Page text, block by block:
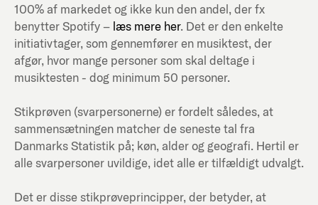
100% af markedet og ikke kun den andel, der fx
benytter Spotify – læs mere her. Det er den enkelte
initiativtager, som gennemfører en musiktest, der
afgør, hvor mange personer som skal deltage i
musiktesten - dog minimum 50 personer.
Stikprøven (svarpersonerne) er fordelt således, at
sammensætningen matcher de seneste tal fra
Danmarks Statistik på; køn, alder og geografi. Hertil er
alle svarpersoner uvildige, idet alle er tilfældigt udvalgt.
Det er disse stikprøveprincipper, der betyder, at